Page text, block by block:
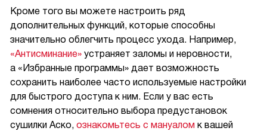
Кроме того вы можете настроить ряд
дополнительных функций, которые способны
значительно облегчить процесс ухода. Например,
«Антисминание» устраняет заломы и неровности,
а «Избранные программы» дает возможность
сохранить наиболее часто используемые настройки
для быстрого доступа к ним. Если у вас есть
сомнения относительно выбора предустановок
сушилки Аско, ознакомьтесь с мануалом к вашей